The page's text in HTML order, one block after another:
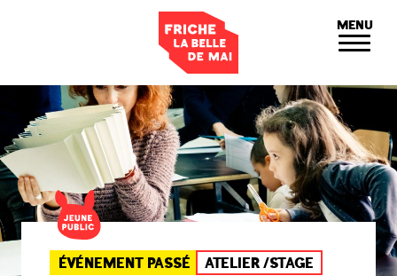
MENU
ÉVÉNEMENT PASSÉ ATELIER /STAGE
Panneau de gestion des cookies